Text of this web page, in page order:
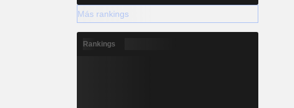
Más rankings
Rankings